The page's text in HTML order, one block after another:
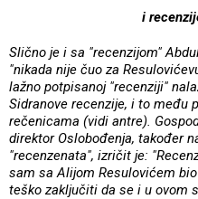
i
Slično je i sa "recenzijom"
"nikada nije čuo za
lažno potpisanoj "recenziji"
Sidranove recenzije, i to među
rečenicama (vidi antre).
direktor Oslobođenja, također
"recenzenata", izričit je:
sam sa Alijom Resulovićem
teško zaključiti da se i u ovom